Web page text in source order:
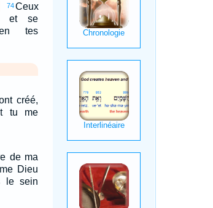
74 Ceux
et se
tes
créé,
tu me
de ma
Dieu
le sein